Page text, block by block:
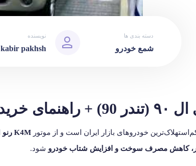
دسته بندی ها
شمع خودرو
نویسنده
kabir pakhsh
خرید
خودروهای بازار ایران است و از موتورK4M رنو
کاهش مصرف سوخت و افزایش شتاب خودرو شود.